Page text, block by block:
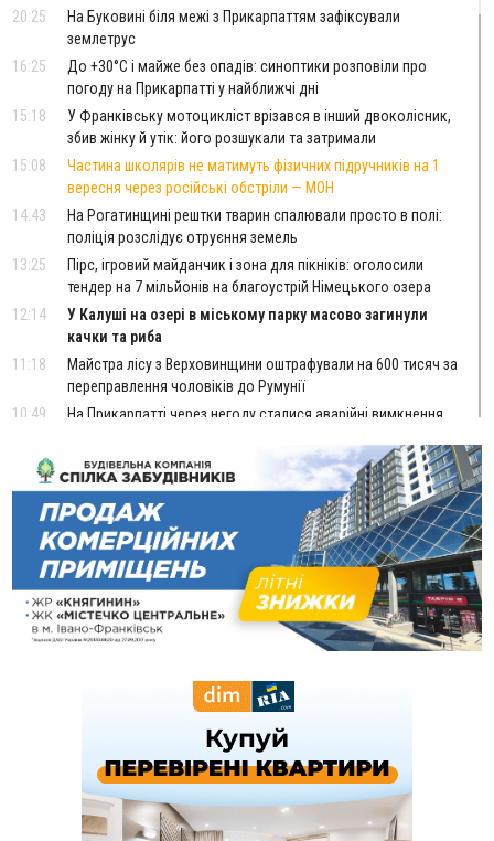
20:25
На Буковині біля межі з Прикарпаттям зафіксували
землетрус
16:25
До +30°C і майже без опадів: синоптики розповіли про
погоду на Прикарпатті у найближчі дні
15:18
У Франківську мотоцикліст врізався в інший двоколісник,
збив жінку й утік: його розшукали та затримали
15:08
Частина школярів не матимуть фізичних підручників на 1
вересня через російські обстріли — МОН
14:43
На Рогатинщині рештки тварин спалювали просто в полі:
поліція розслідує отруєння земель
13:25
Пірс, ігровий майданчик і зона для пікніків: оголосили
тендер на 7 мільйонів на благоустрій Німецького озера
12:14
У Калуші на озері в міському парку масово загинули
качки та риба
11:18
Майстра лісу з Верховинщини оштрафували на 600 тисяч за
переправлення чоловіків до Румунії
10:49
На Прикарпатті через негоду сталися аварійні вимкнення
10:43
За змову на тендері для Долинської лікарні двох
підприємців оштрафували на 272 тисячі гривень
10:09
Яремчанський суд виніс вирок чоловіку, який у Буковелі
вкрав із супермаркету пляшку віскі за 8,5 тисяч
09:53
В урочищі біля Галича археологи відкопали давньоруську
вагову гирку XII–XIII століть
09:39
У Франківську медики провели серію складних операцій
на аорті
У Богородчанах на "зебрі" водій Audi наїхав на
хлопчика з велосипедом
Загальна площа всіх книгарень України - трохи більше ніж 6
футбольних полів
На "зебрі" у Франківську два мотоциклісти збили жінку
Прикарпаття серед лідерів за будівництвом новобудов і